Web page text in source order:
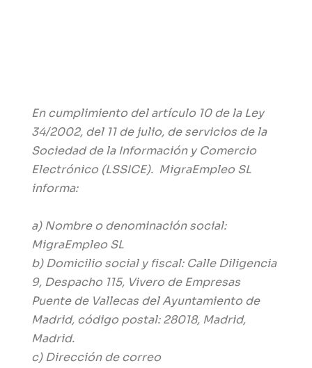
En cumplimiento del artículo10 de la Ley
34/2002, del 11 de julio, de servicios de la
Sociedad de la Información y Comercio
Electrónico (LSSICE). MigraEmpleo SL
informa:
a) Nombre o denominación social:
MigraEmpleo SL
b) Domicilio social y fiscal: Calle Diligencia
9, Despacho 115, Vivero de Empresas
Puente de Vallecas del Ayuntamiento de
Madrid, código postal: 28018, Madrid,
Madrid.
c) Dirección de correo